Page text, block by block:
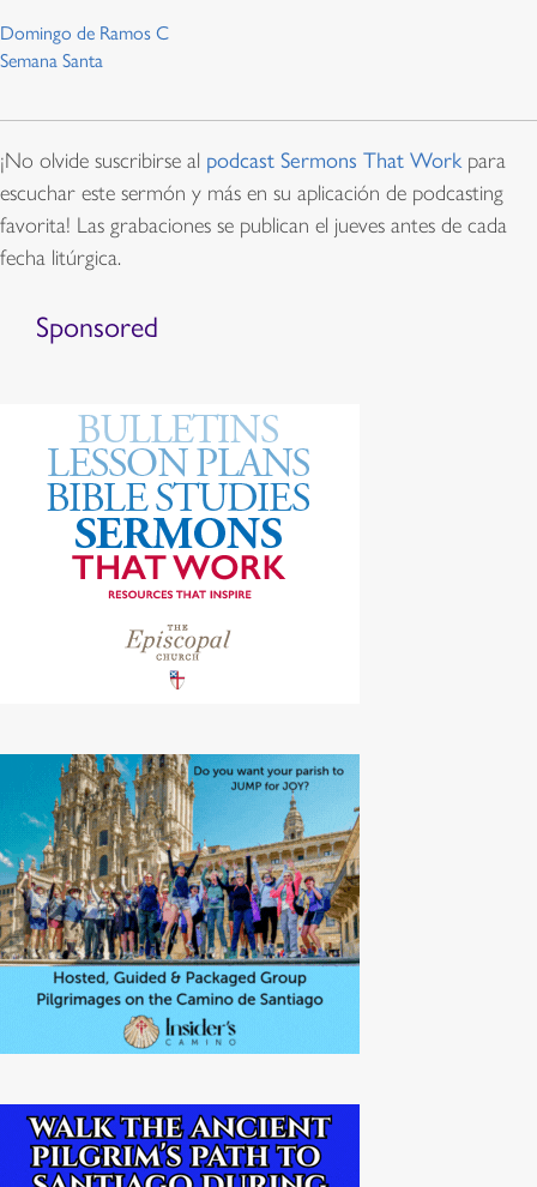
Domingo de Ramos C
Semana Santa
¡No olvide suscribirse al podcast Sermons That Workpara
escuchar este sermón y más en su aplicación de podcasting
favorita! Las grabaciones se publican el jueves antes de cada
fecha litúrgica.
Sponsored